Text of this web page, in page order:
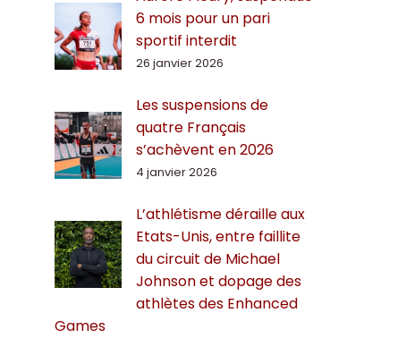
6 mois pour un pari
sportif interdit
26 janvier 2026
Les suspensions de
quatre Français
s’achèvent en 2026
4 janvier 2026
L’athlétisme déraille aux
Etats-Unis, entre faillite
du circuit de Michael
Johnson et dopage des
athlètes des Enhanced
Games